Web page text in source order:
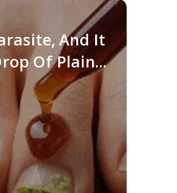
And It
Of Plain...